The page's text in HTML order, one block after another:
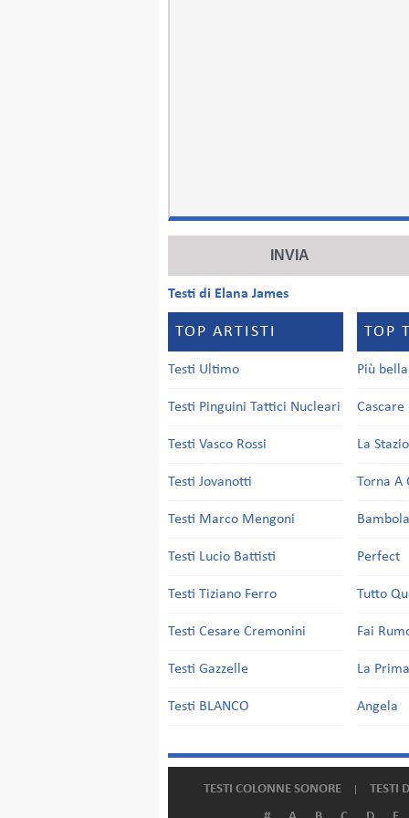
Testi di Elana James
TOP ARTISTI
Testi Ultimo
Testi Pinguini Tattici Nucleari
Testi Vasco Rossi
Testi Jovanotti
Testi Marco Mengoni
Testi Lucio Battisti
Testi Tiziano Ferro
Testi Cesare Cremonini
Testi Gazzelle
Testi BLANCO
TOP
Più
Cascare
La
Torna A
Bambola
Perfect
Tutto
Fai
La
Angela
TESTI COLONNE SONORE TESTI